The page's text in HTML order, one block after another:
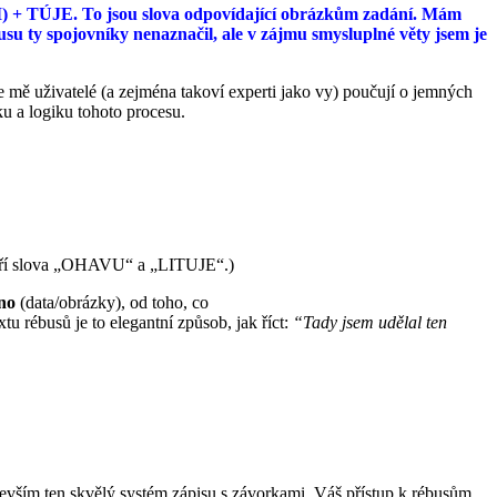
+ TÚJE. To jsou slova odpovídající obrázkům zadání. Mám
ty spojovníky nenaznačil, ale v zájmu smysluplné věty jsem je
mě uživatelé (a zejména takoví experti jako vy) poučují o jemných
a logiku tohoto procesu.
slova „OHAVU“ a „LITUJE“.)
(data/obrázky), od toho, co
rébusů je to elegantní způsob, jak říct: “Tady jsem udělal ten